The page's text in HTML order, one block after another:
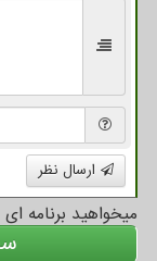
ارسال نظر
میخواهید برنامه